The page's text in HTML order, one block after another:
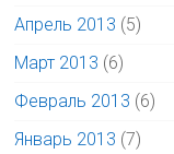
Апрель 2013 (5)
Март 2013 (6)
Февраль 2013 (6)
Январь 2013 (7)